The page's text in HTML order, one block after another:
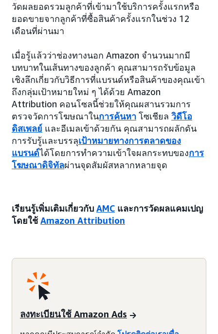
วัดผลยอดรวมลูกค้าที่เข้ามาใช้บริการครั้งแรกหรือ
ยอดขายจากลูกค้าที่ซื้อสินค้าครั้งแรกในช่วง 12
เดือนที่ผ่านมา
เมื่อรู้แล้วว่าช่องทางนอก Amazon จำนวนมากมี
บทบาทในเส้นทางของลูกค้า คุณสามารถรับข้อมูล
เชิงลึกเกี่ยวกับวิธีการที่แบรนด์หรือสินค้าของคุณเข้า
ถึงกลุ่มเป้าหมายใหม่ ๆ ได้ด้วย Amazon
Attribution คอนโซลนี้ช่วยให้คุณผสานรวมการ
ตรวจวัดการโฆษณาในการค้นหา โซเชียล วิดีโอ
ดิสเพลย์ และอีเมลเข้าด้วยกัน คุณสามารถผลักดัน
การรับรู้และบรรลุเป้าหมายทางการตลาดของ
แบรนด์ได้โดยการทำความเข้าใจผลกระทบของการ
โฆษณาดิจิทัลผ่านจุดสัมผัสหลากหลายจุด
เรียนรู้เพิ่มเติมเกี่ยวกับ AMC และการวัดผลแคมเปญ
โดยใช้Amazon Attribution
ลงทะเบียนใช้ Amazon Ads